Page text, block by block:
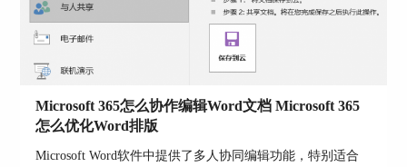
图片5：修改图片布局方式
三、Word插入图片显示不全怎么办
情况，主要原因有图片尺寸过大、文本框限制、图
层的叠加问题，下面就针对这几种情况来给出解决
方案。
Microsoft 365怎么协作编辑Word文档 Microsoft 365
怎么优化Word排版
Microsoft Word软件中提供了多人协同编辑功能，特别适合